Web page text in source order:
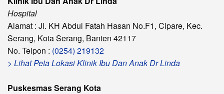
Hospital
Alamat : Jl. KH Abdul Fatah Hasan No.F1, Cipare, Kec.
Serang, Kota Serang, Banten 42117
No. Telpon : (0254) 219132
> Lihat Peta Lokasi Klinik Ibu Dan Anak Dr Linda
Puskesmas Serang Kota